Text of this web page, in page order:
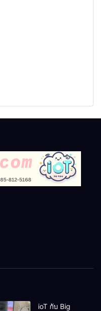
ioT กับ Big